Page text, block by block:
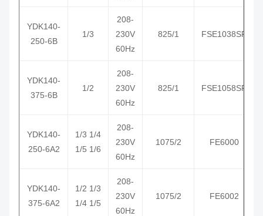
YDK140-
250-6B
1/3
208-
230V
60Hz
825/1 FSE1038SF
YDK140-
375-6B
1/2
208-
230V
60Hz
825/1 FSE1058SF
YDK140-
250-6A2
1/3 1/4
1/5 1/6
208-
230V
60Hz
1075/2 FE6000
YDK140-
375-6A2
1/2 1/3
1/4 1/5
208-
230V
60Hz
1075/2 FE6002